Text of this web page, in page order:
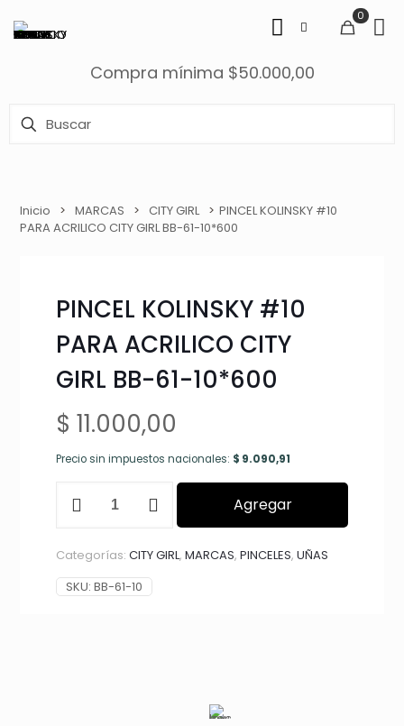
0
Compra mínima $50.000,00
Inicio > MARCAS > CITY GIRL > PINCEL KOLINSKY #10
PARA ACRILICO CITY GIRL BB-61-10*600
PINCEL KOLINSKY #10
PARA ACRILICO CITY
GIRL BB-61-10*600
$ 11.000,00
Precio sin impuestos nacionales: $ 9.090,91
KOLINSKY
ACRILICO
CITY
GIRL
Agregar
Categorías:CITY GIRL,MARCAS,PINCELES,UÑAS
SKU:BB-61-10